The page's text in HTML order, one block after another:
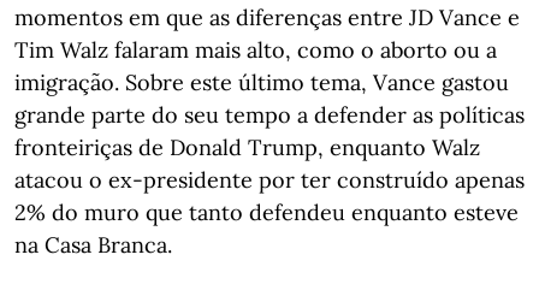
momentos em que as diferenças entre JD Vance e
Tim Walz falaram mais alto, como o aborto ou a
imigração. Sobre este último tema, Vance gastou
grande parte do seu tempo a defender as políticas
fronteiriças de Donald Trump, enquanto Walz
atacou o ex-presidente por ter construído apenas
2% do muro que tanto defendeu enquanto esteve
na Casa Branca.